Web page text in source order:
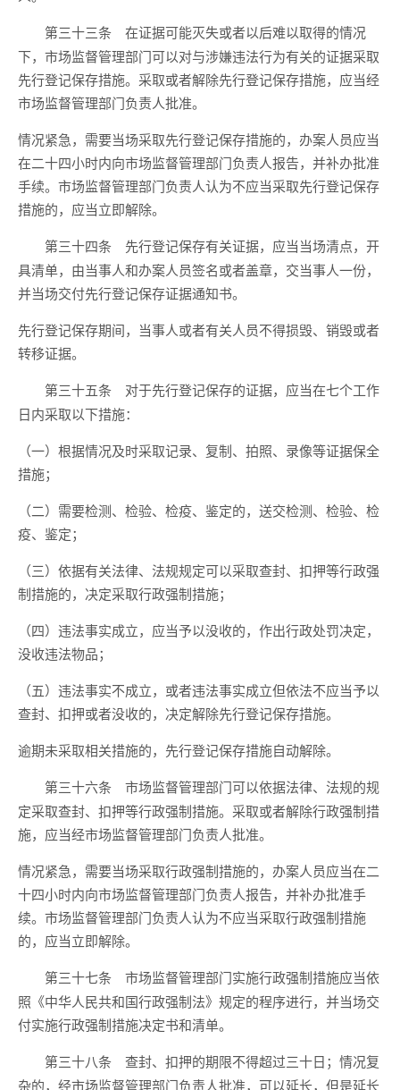
第三十三条 在证据可能灭失或者以后难以取得的情况
下，市场监督管理部门可以对与涉嫌违法行为有关的证据采取
先行登记保存措施。采取或者解除先行登记保存措施，应当经
市场监督管理部门负责人批准。
情况紧急，需要当场采取先行登记保存措施的，办案人员应当
在二十四小时内向市场监督管理部门负责人报告，并补办批准
手续。市场监督管理部门负责人认为不应当采取先行登记保存
措施的，应当立即解除。
第三十四条 先行登记保存有关证据，应当当场清点，开
具清单，由当事人和办案人员签名或者盖章，交当事人一份，
并当场交付先行登记保存证据通知书。
先行登记保存期间，当事人或者有关人员不得损毁、销毁或者
转移证据。
第三十五条 对于先行登记保存的证据，应当在七个工作
日内采取以下措施：
（一）根据情况及时采取记录、复制、拍照、录像等证据保全
措施；
（二）需要检测、检验、检疫、鉴定的，送交检测、检验、检
疫、鉴定；
（三）依据有关法律、法规规定可以采取查封、扣押等行政强
制措施的，决定采取行政强制措施；
（四）违法事实成立，应当予以没收的，作出行政处罚决定，
没收违法物品；
（五）违法事实不成立，或者违法事实成立但依法不应当予以
查封、扣押或者没收的，决定解除先行登记保存措施。
逾期未采取相关措施的，先行登记保存措施自动解除。
第三十六条 市场监督管理部门可以依据法律、法规的规
定采取查封、扣押等行政强制措施。采取或者解除行政强制措
施，应当经市场监督管理部门负责人批准。
情况紧急，需要当场采取行政强制措施的，办案人员应当在二
十四小时内向市场监督管理部门负责人报告，并补办批准手
续。市场监督管理部门负责人认为不应当采取行政强制措施
的，应当立即解除。
第三十七条 市场监督管理部门实施行政强制措施应当依
照《中华人民共和国行政强制法》规定的程序进行，并当场交
付实施行政强制措施决定书和清单。
第三十八条 查封、扣押的期限不得超过三十日；情况复
杂的，经市场监督管理部门负责人批准，可以延长，但是延长